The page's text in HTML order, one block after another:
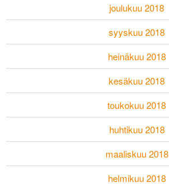
joulukuu 2018
syyskuu 2018
heinäkuu 2018
kesäkuu 2018
toukokuu 2018
huhtikuu 2018
maaliskuu 2018
helmikuu 2018